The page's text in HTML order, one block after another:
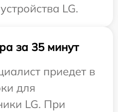
LG.
за 35 минут
приедет в
для
LG. При